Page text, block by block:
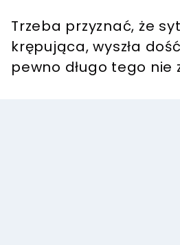
Trzeba przyznać, że
krępująca, wyszła
pewno długo tego nie